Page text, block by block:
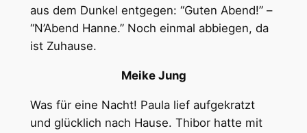
aus dem Dunkel entgegen: “Guten Abend!” –
“N’Abend Hanne.” Noch einmal abbiegen, da
ist Zuhause.
Meike Jung
Was für eine Nacht! Paula lief aufgekratzt
und glücklich nach Hause. Thibor hatte mit